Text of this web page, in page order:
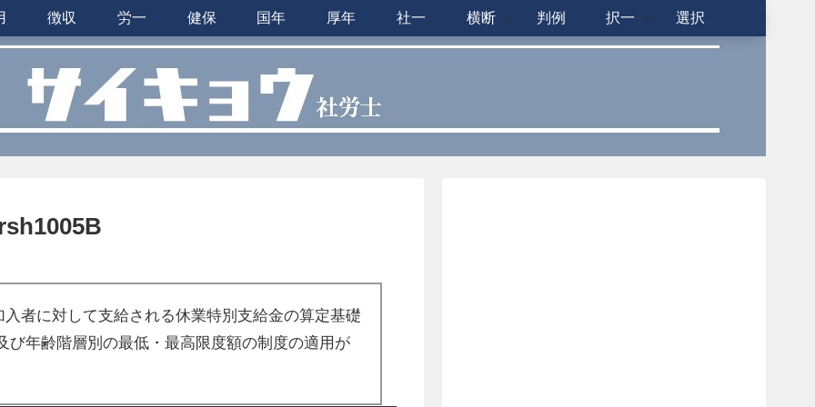
徴収 労一 健保 国年 厚年 社一 横断 判例 択一 選択
者に対して支給される休業特別支給金の算定基礎
年齢階層別の最低・最高限度額の制度の適用が